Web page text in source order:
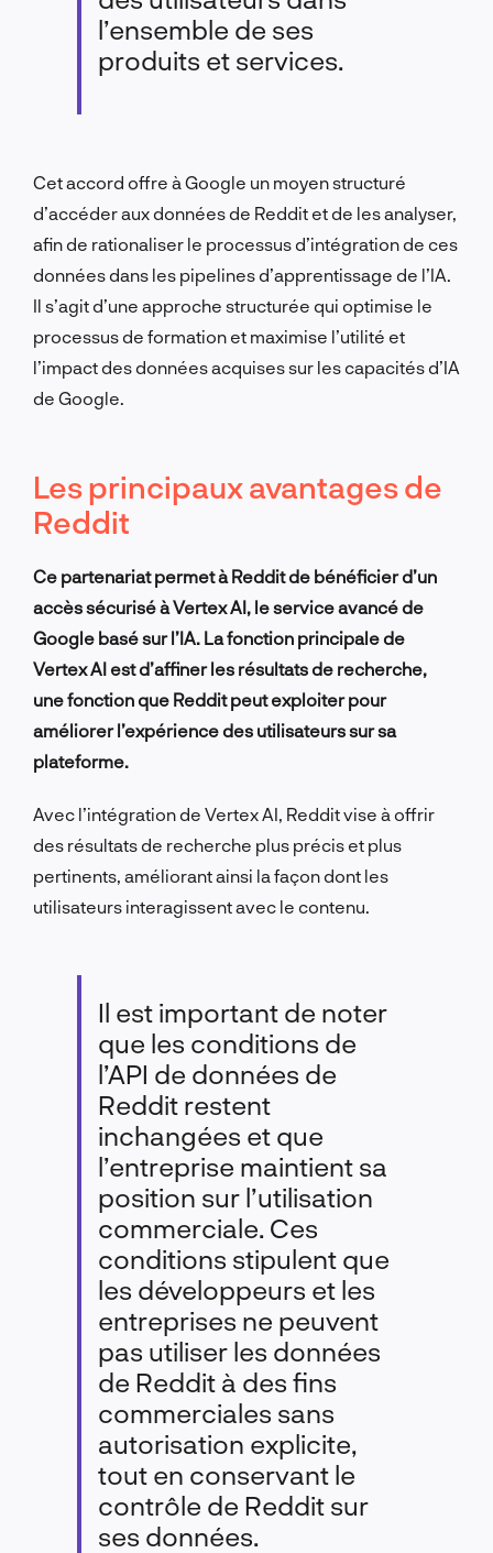
l’ensemble de ses
produits et services.
Cet accord offre à Google un moyen structuré
d’accéder aux données de Reddit et de les analyser,
afin de rationaliser le processus d’intégration de ces
données dans les pipelines d’apprentissage de l’IA.
Il s’agit d’une approche structurée qui optimise le
processus de formation et maximise l’utilité et
l’impact des données acquises sur les capacités d’IA
de Google.
Les principaux avantages de
Reddit
Ce partenariat permet à Reddit de bénéficier d’un
accès sécurisé à Vertex AI, le service avancé de
Google basé sur l’IA. La fonction principale de
Vertex AI est d’affiner les résultats de recherche,
une fonction que Reddit peut exploiter pour
améliorer l’expérience des utilisateurs sur sa
plateforme.
Avec l’intégration de Vertex AI, Reddit vise à offrir
des résultats de recherche plus précis et plus
pertinents, améliorant ainsi la façon dont les
utilisateurs interagissent avec le contenu.
Il est important de noter
que les conditions de
l’API de données de
Reddit restent
inchangées et que
l’entreprise maintient sa
position sur l’utilisation
commerciale. Ces
conditions stipulent que
les développeurs et les
entreprises ne peuvent
pas utiliser les données
de Reddit à des fins
commerciales sans
autorisation explicite,
tout en conservant le
contrôle de Reddit sur
ses données.